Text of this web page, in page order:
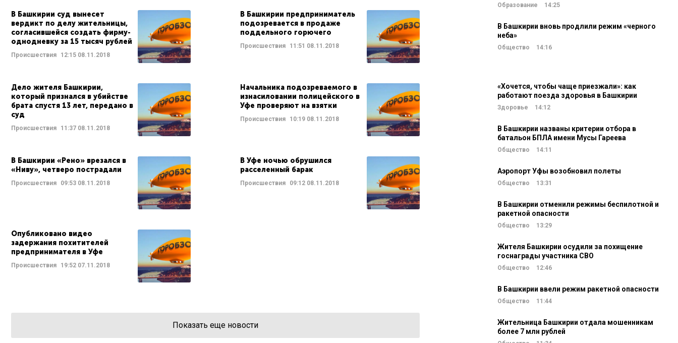
В Башкирии суд вынесет
вердикт по делу жительницы,
согласившейся создать фирму-
однодневку за 15 тысяч рублей
Происшествия 12:15 08.11.2018
В Башкирии предприниматель
подозревается в продаже
поддельного горючего
Происшествия 11:51 08.11.2018
Дело жителя Башкирии,
который признался в убийстве
брата спустя 13 лет, передано в
суд
Происшествия 11:37 08.11.2018
Начальника подозреваемого в
изнасиловании полицейского в
Уфе проверяют на взятки
Происшествия 10:1908.11.2018
В Башкирии «Рено» врезался в
«Ниву», четверо пострадали
Происшествия 09:53 08.11.2018
В Уфе ночью обрушился
расселенный барак
Происшествия 09:1208.11.2018
Опубликовано видео
задержания похитителей
предпринимателя в Уфе
Происшествия 19:52 07.11.2018
Показать еще новости
Образование 14:25
В Башкирии вновь продлили режим «черного
неба»
Общество 14:16
«Хочется, чтобы чаще приезжали»: как
работают поезда здоровья в Башкирии
Здоровье 14:12
В Башкирии названы критерии отбора в
батальон БПЛА имени Мусы Гареева
Общество 14:11
Аэропорт Уфы возобновил полеты
Общество 13:31
В Башкирии отменили режимы беспилотной и
ракетной опасности
Общество 13:29
Жителя Башкирии осудили за похищение
госнаграды участника СВО
Общество 12:46
В Башкирии ввели режим ракетной опасности
Общество 11:44
Жительница Башкирии отдала мошенникам
более 7 млн рублей